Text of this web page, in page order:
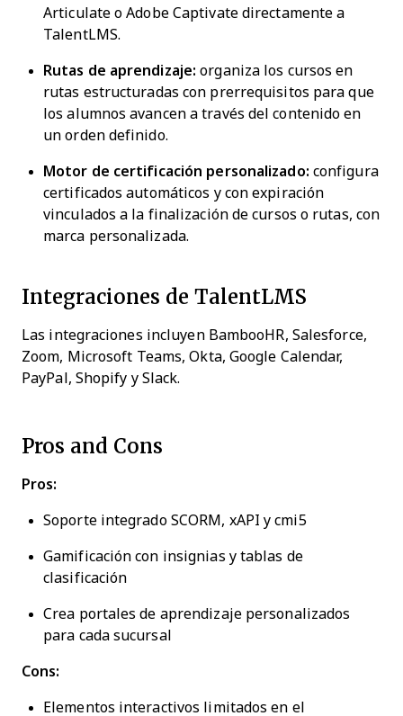
Articulate o Adobe Captivate directamente a
TalentLMS.
Rutas de aprendizaje: organiza los cursos en
rutas estructuradas con prerrequisitos para que
los alumnos avancen a través del contenido en
un orden definido.
Motor de certificación personalizado: configura
certificados automáticos y con expiración
vinculados a la finalización de cursos o rutas, con
marca personalizada.
Integraciones de TalentLMS
Las integraciones incluyen BambooHR, Salesforce,
Zoom, Microsoft Teams, Okta, Google Calendar,
PayPal, Shopify y Slack.
Pros and Cons
Pros:
Soporte integrado SCORM, xAPI y cmi5
Gamificación con insignias y tablas de
clasificación
Crea portales de aprendizaje personalizados
para cada sucursal
Cons:
Elementos interactivos limitados en el